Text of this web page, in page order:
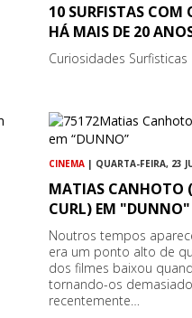
10 SURFISTAS
HÁ MAIS DE 20
Curiosidades Surfisticas
CINEMA | QUARTA-FEIRA, 23
MATIAS CANHOTO
CURL) EM "DUNNO"
Noutros tempos
era um ponto alto de
dos filmes baixou
tornando-os
recentemente…